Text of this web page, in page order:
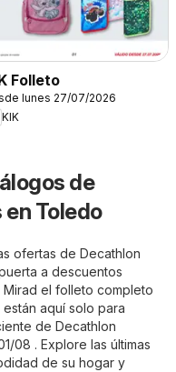
Folleto
lunes 27/07/2026
KIK
de
Toledo
ofertas de Decathlon
a descuentos
el folleto completo
aquí solo para
de Decathlon
08 . Explore las últimas
de su hogar y